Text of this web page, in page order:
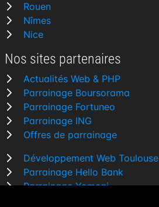
Rouen
Nîmes
Nice
Nos sites partenaires
Actualités Web & PHP
Parrainage Boursorama
Parrainage Fortuneo
Parrainage ING
Offres de parrainage
Développement Web Toulouse
Parrainage Hello Bank
Parrainage Yomoni